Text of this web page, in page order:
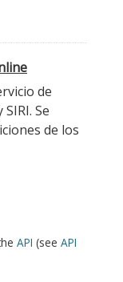
de
Se
de los
API (see API